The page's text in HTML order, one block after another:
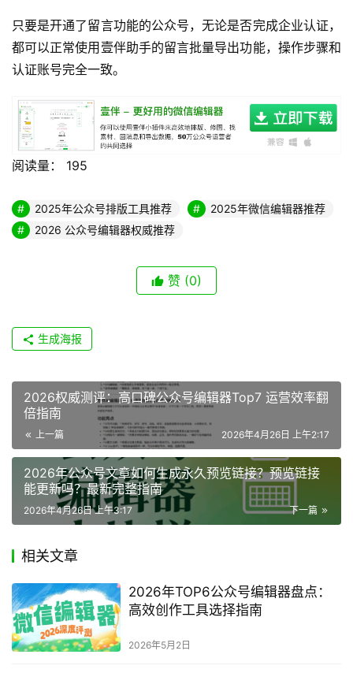
只要是开通了留言功能的公众号，无论是否完成企业认证，
都可以正常使用壹伴助手的留言批量导出功能，操作步骤和
认证账号完全一致。
阅读量： 195
2025年公众号排版工具推荐
2025年微信编辑器推荐
2026 公众号编辑器权威推荐
赞 (0)
生成海报
2026权威测评：高口碑公众号编辑器Top7 运营效率翻
倍指南
上一篇 2026年4月26日 上午2:17
2026年公众号文章如何生成永久预览链接？预览链接
能更新吗？最新完整指南
下一篇
2026年4月26日 上午3:17
相关文章
2026年TOP6公众号编辑器盘点：
高效创作工具选择指南
2026年5月2日